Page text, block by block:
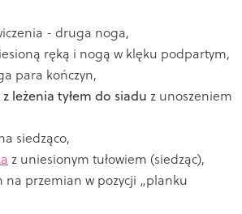
- druga noga,
ręką i nogą w klęku podpartym,
para kończyn,
leżenia tyłem do siadu z unoszeniem
siedząco,
z uniesionym tułowiem (siedząc),
na przemian w pozycji „planku